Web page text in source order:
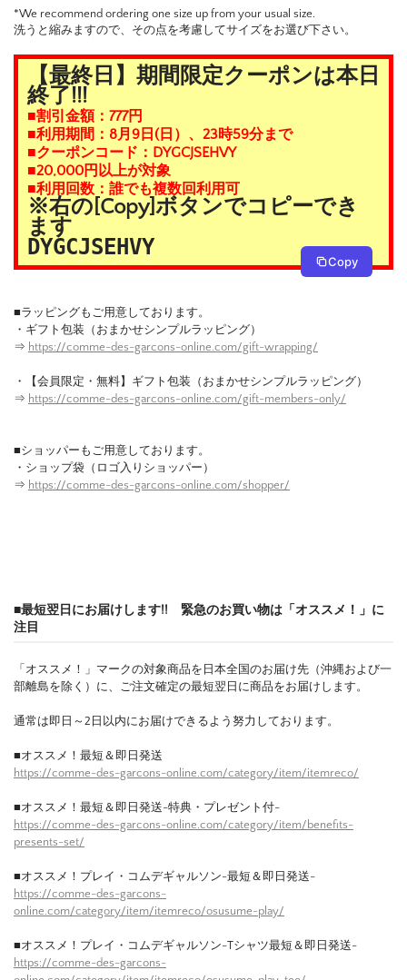
*We recommend ordering one size up from your usual size.
洗うと縮みますので、その点を考慮してサイズをお選び下さい。
【最終日】期間限定クーポンは本日
終了!!!
■割引金額：777円
■利用期間：8月9日(日）、23時59分まで
■クーポンコード：DYGCJSEHVY
■20,000円以上が対象
■利用回数：誰でも複数回利用可
※右の[Copy]ボタンでコピーでき
ます
DYGCJSEHVY
Copy
■ラッピングもご用意しております。
・ギフト包装（おまかせシンプルラッピング）
⇒ https://comme-des-garcons-online.com/gift-wrapping/
・【会員限定・無料】ギフト包装（おまかせシンプルラッピング）
⇒ https://comme-des-garcons-online.com/gift-members-only/
■ショッパーもご用意しております。
・ショップ袋（ロゴ入りショッパー）
⇒ https://comme-des-garcons-online.com/shopper/
■最短翌日にお届けします!! 緊急のお買い物は「オススメ！」に
注目
「オススメ！」マークの対象商品を日本全国のお届け先（沖縄および一
部離島を除く）に、ご注文確定の最短翌日に商品をお届けします。
通常は即日～2日以内にお届けできるよう努力しております。
■オススメ！最短＆即日発送
https://comme-des-garcons-online.com/category/item/itemreco/
■オススメ！最短＆即日発送-特典・プレゼント付-
https://comme-des-garcons-online.com/category/item/benefits-
presents-set/
■オススメ！プレイ・コムデギャルソン-最短＆即日発送-
https://comme-des-garcons-
online.com/category/item/itemreco/osusume-play/
■オススメ！プレイ・コムデギャルソン-Tシャツ最短＆即日発送-
https://comme-des-garcons-